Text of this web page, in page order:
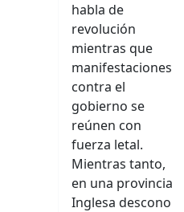
habla de
revolución
mientras que
manifestaciones
contra el
gobierno se
reúnen con
fuerza letal.
Mientras tanto,
en una provincia
Inglesa descono